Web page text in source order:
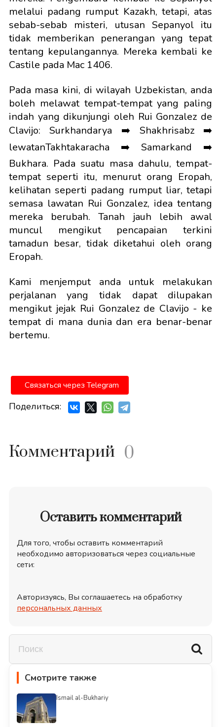
melalui padang rumput Kazakh, tetapi, atas
sebab-sebab misteri, utusan Sepanyol itu
tidak memberikan penerangan yang tepat
tentang kepulangannya. Mereka kembali ke
Castile pada Mac 1406.
Pada masa kini, di wilayah Uzbekistan, anda
boleh melawat tempat-tempat yang paling
indah yang dikunjungi oleh Rui Gonzalez de
Clavijo: Surkhandarya ➡️ Shakhrisabz ➡️
lewatanTakhtakaracha ➡️ Samarkand ➡️
Bukhara. Pada suatu masa dahulu, tempat-
tempat seperti itu, menurut orang Eropah,
kelihatan seperti padang rumput liar, tetapi
semasa lawatan Rui Gonzalez, idea tentang
mereka berubah. Tanah jauh lebih awal
muncul mengikut pencapaian terkini
tamadun besar, tidak diketahui oleh orang
Eropah.
Kami menjemput anda untuk melakukan
perjalanan yang tidak dapat dilupakan
mengikut jejak Rui Gonzalez de Clavijo - ke
tempat di mana dunia dan era benar-benar
bertemu.
Связаться через Telegram
Поделиться:
Комментарий 0
Оставить комментарий
Для того, чтобы оставить комментарий
необходимо авторизоваться через социальные
сети:
Авторизуясь, Вы соглашаетесь на обработку
персональных данных
Смотрите также
Ismail al-Bukhariy